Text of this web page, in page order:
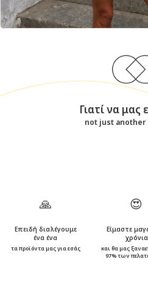
Γιατί να μας
not just another
🙏
Επειδή διαλέγουμε
ένα ένα
τα προϊόντα μας για εσάς
😍
Είμαστε
χρόνια
και θα μας
97% των